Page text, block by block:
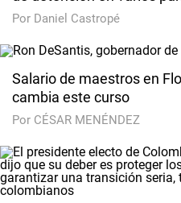
Por Daniel Castropé
Salario de maestros en
cambia este curso
Por CÉSAR MENÉNDEZ